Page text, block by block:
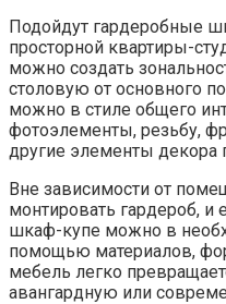
Подойдут гардеробные
просторной квартиры-
можно создать
столовую от основного
можно в стиле общего
фотоэлементы, резьбу,
другие элементы декора
Вне зависимости от
монтировать гардероб, и
шкаф-купе можно в
помощью материалов,
мебель легко
авангардную или